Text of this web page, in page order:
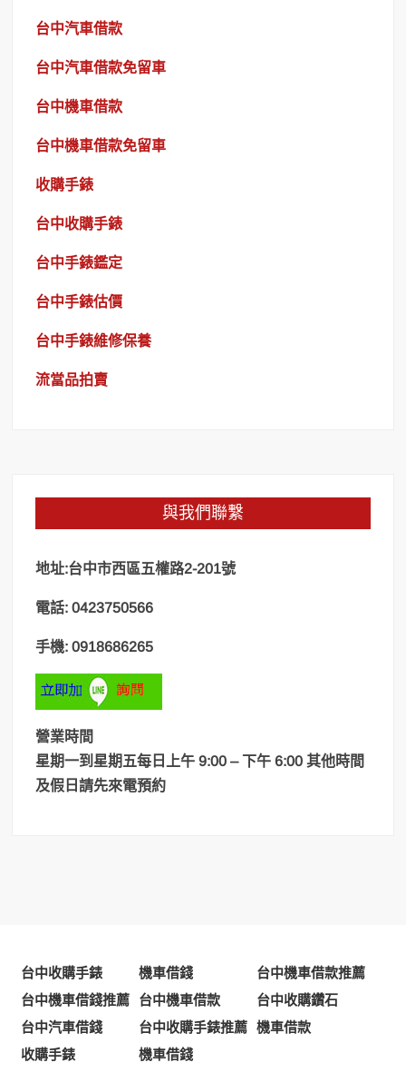
台中汽車借款
台中汽車借款免留車
台中機車借款
台中機車借款免留車
收購手錶
台中收購手錶
台中手錶鑑定
台中手錶估價
台中手錶維修保養
流當品拍賣
與我們聯繫
地址:台中市西區五權路2-201號
電話: 0423750566
手機: 0918686265
營業時間
星期一到星期五每日上午 9:00 – 下午 6:00 其他時間
及假日請先來電預約
台中收購手錶 機車借錢
台中機車借款推薦
台中機車借錢推薦
台中機車借款
台中收購鑽石
台中汽車借錢
台中收購手錶推薦 機車借款
收購手錶
機車借錢